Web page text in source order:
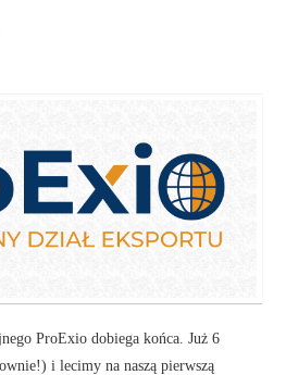
ProExio dobiega końca. Już 6
i lecimy na naszą pierwszą